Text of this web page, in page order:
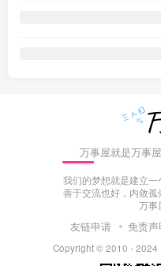
万事屋就是万事
我们的梦想就是建立一
善于交流也好，内敛
万事
友链申请 免责声
Copyright © 2010 - 2024 ·